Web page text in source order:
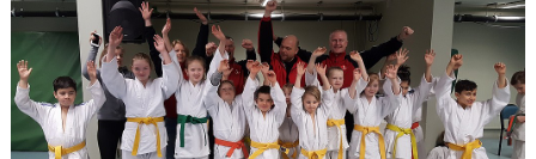
Värdegrund
Träningstider
Kalender